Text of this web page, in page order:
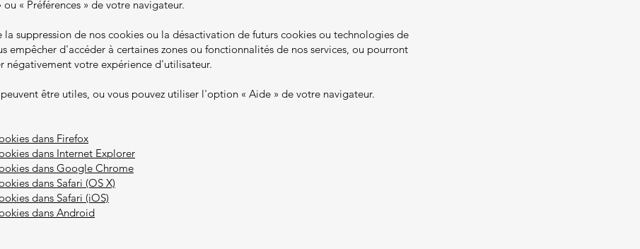
« Préférences » de votre navigateur.
la suppression de nos cookies ou la désactivation de futurs cookies ou technologies de
empêcher d'accéder à certaines zones ou fonctionnalités de nos services, ou pourront
négativement votre expérience d'utilisateur.
peuvent être utiles, ou vous pouvez utiliser l'option « Aide » de votre navigateur.
dans Firefox
dans Internet Explorer
dans Google Chrome
dans Safari (OS X)
dans Safari (iOS)
dans Android